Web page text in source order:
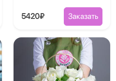
5420₽ Заказать